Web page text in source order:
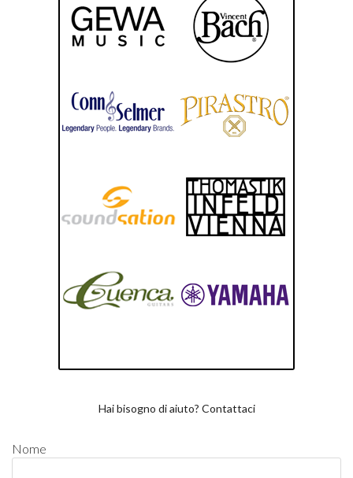
Hai bisogno di aiuto? Contattaci
Nome